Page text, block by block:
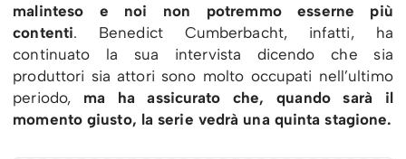
malinteso e noi non potremmo esserne più
contenti. Benedict Cumberbacht, infatti, ha
continuato la sua intervista dicendo che sia
produttori sia attori sono molto occupati nell’ultimo
periodo, ma ha assicurato che, quando sarà il
momento giusto, la serie vedrà una quinta stagione.